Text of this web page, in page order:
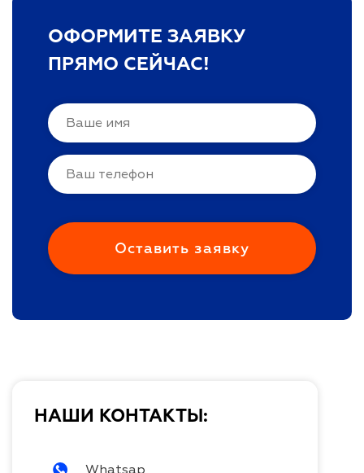
ОФОРМИТЕ ЗАЯВКУ
ПРЯМО СЕЙЧАС!
НАШИ КОНТАКТЫ: